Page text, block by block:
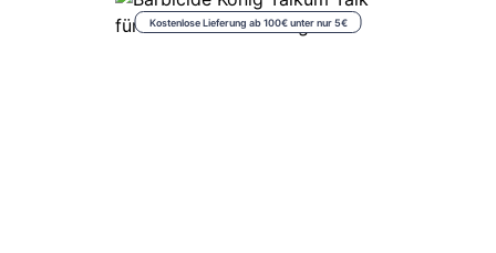
Kostenlose Lieferung ab 100€ unter nur 5€